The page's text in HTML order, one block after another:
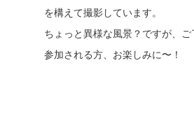
を構えて撮影しています。
ちょっと異様な風景？ですが、ご
参加される方、お楽しみに〜！